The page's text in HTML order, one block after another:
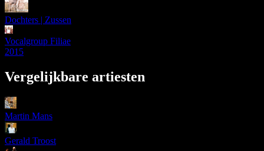
Dochters | Zussen
Vocalgroup Filiae
2015
Vergelijkbare artiesten
Martin Mans
Gerald Troost